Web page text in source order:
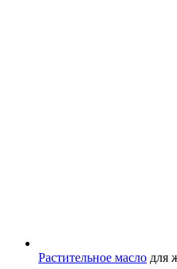
Растительное масло для